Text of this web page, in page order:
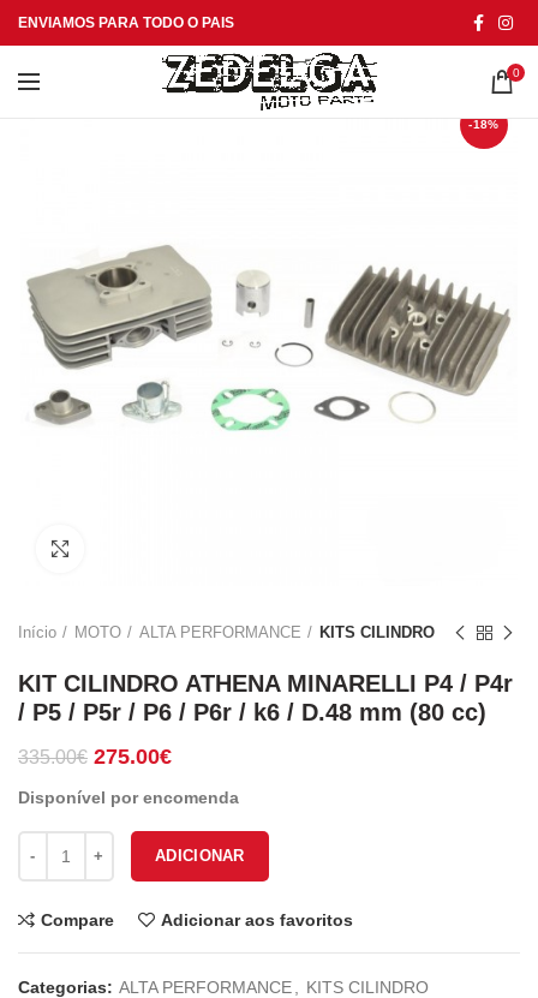
ENVIAMOS PARA TODO O PAIS
0
-18%
Início MOTO ALTA PERFORMANCE KITS CILINDRO
KIT CILINDRO ATHENA MINARELLI P4 / P4r
/ P5 / P5r / P6 / P6r / k6 / D.48 mm (80 cc)
335.00€ O
original
era:
335.00€.
275.00€O
atual
é:
275.00€.
Disponível por encomenda
ADICIONAR
Compare Adicionar aos favoritos
Categorias: ALTA PERFORMANCE KITS CILINDRO